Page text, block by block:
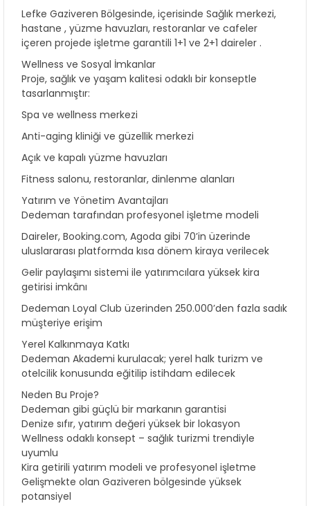
Lefke Gaziveren Bölgesinde, içerisinde Sağlık merkezi,
hastane , yüzme havuzları, restoranlar ve cafeler
içeren projede işletme garantili 1+1 ve 2+1 daireler .
Wellness ve Sosyal İmkanlar
Proje, sağlık ve yaşam kalitesi odaklı bir konseptle
tasarlanmıştır:
Spa ve wellness merkezi
Anti-aging kliniği ve güzellik merkezi
Açık ve kapalı yüzme havuzları
Fitness salonu, restoranlar, dinlenme alanları
Yatırım ve Yönetim Avantajları
Dedeman tarafından profesyonel işletme modeli
Daireler, Booking.com, Agoda gibi 70’in üzerinde
uluslararası platformda kısa dönem kiraya verilecek
Gelir paylaşımı sistemi ile yatırımcılara yüksek kira
getirisi imkânı
Dedeman Loyal Club üzerinden 250.000’den fazla sadık
müşteriye erişim
Yerel Kalkınmaya Katkı
Dedeman Akademi kurulacak; yerel halk turizm ve
otelcilik konusunda eğitilip istihdam edilecek
Neden Bu Proje?
Dedeman gibi güçlü bir markanın garantisi
Denize sıfır, yatırım değeri yüksek bir lokasyon
Wellness odaklı konsept – sağlık turizmi trendiyle
uyumlu
Kira getirili yatırım modeli ve profesyonel işletme
Gelişmekte olan Gaziveren bölgesinde yüksek
potansiyel